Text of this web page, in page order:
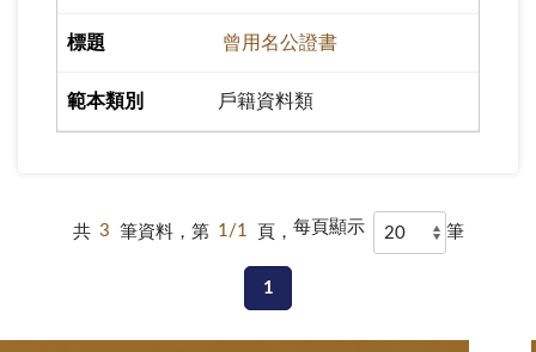
曾用名公證書
戶籍資料類
共 3 筆資料，第 1/1 頁， 每頁顯示 筆
1